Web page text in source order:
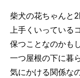
柴犬の花ちゃんと
上手くいっている
保つことなのかも
一つ屋根の下に暮
気にかける関係な